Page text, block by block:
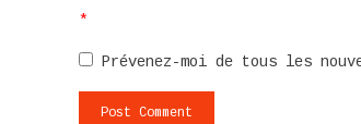
*
Prévenez-moi de tous les